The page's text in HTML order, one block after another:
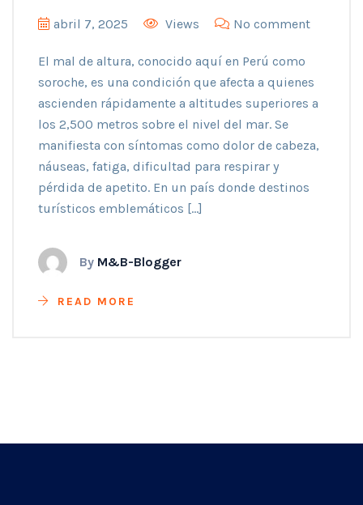
abril 7, 2025 Views No comment
El mal de altura, conocido aquí en Perú como
soroche, es una condición que afecta a quienes
ascienden rápidamente a altitudes superiores a
los 2,500 metros sobre el nivel del mar. Se
manifiesta con síntomas como dolor de cabeza,
náuseas, fatiga, dificultad para respirar y
pérdida de apetito. En un país donde destinos
turísticos emblemáticos […]
By M&B-Blogger
READ MORE